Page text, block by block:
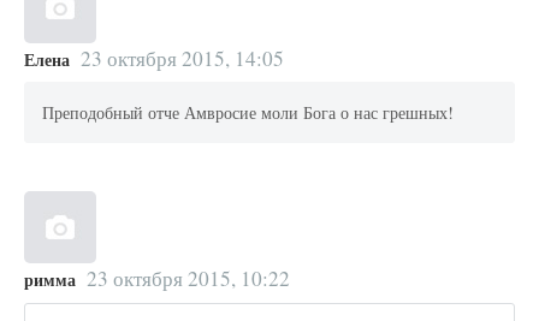
Елена 23 октября 2015, 14:05
Преподобный отче Амвросие моли Бога о нас грешных!
римма 23 октября 2015, 10:22